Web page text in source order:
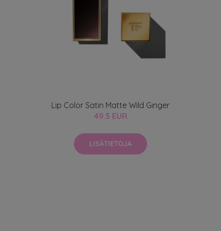
Lip Color Satin Matte Wild Ginger
49.5 EUR
LISÄTIETOJA